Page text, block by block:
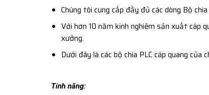
Chúng tôi cung cấp đầy đủ các dòng Bộ
Với hơn 10 năm kinh nghiệm sản xuất cáp
xưởng.
Dưới đây là các bộ chia PLC cáp quang của
Tính năng: